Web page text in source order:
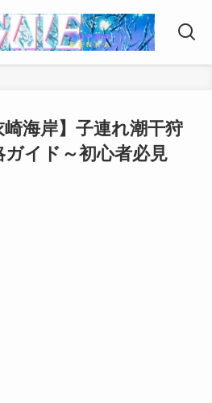
崎海岸】子連れ潮干狩
ガイド～初心者必見